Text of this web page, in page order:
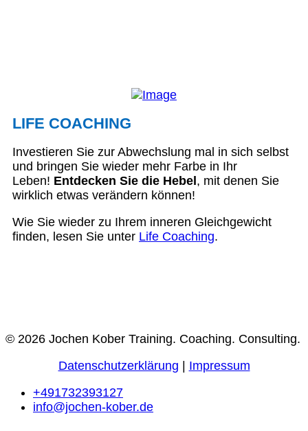
LIFE COACHING
Investieren Sie zur Abwechslung mal in sich selbst
und bringen Sie wieder mehr Farbe in Ihr
Leben! Entdecken Sie die Hebel , mit denen Sie
wirklich etwas verändern können!
Wie Sie wieder zu Ihrem inneren Gleichgewicht
finden, lesen Sie unter Life Coaching.
© 2026 Jochen Kober Training. Coaching. Consulting.
Datenschutzerklärung
Impressum
+491732393127
info@jochen-kober.de